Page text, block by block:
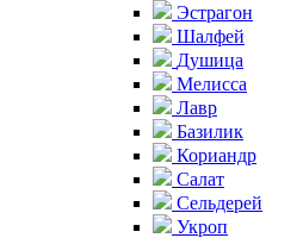
Эстрагон
Шалфей
Душица
Мелисса
Лавр
Базилик
Кориандр
Салат
Сельдерей
Укроп